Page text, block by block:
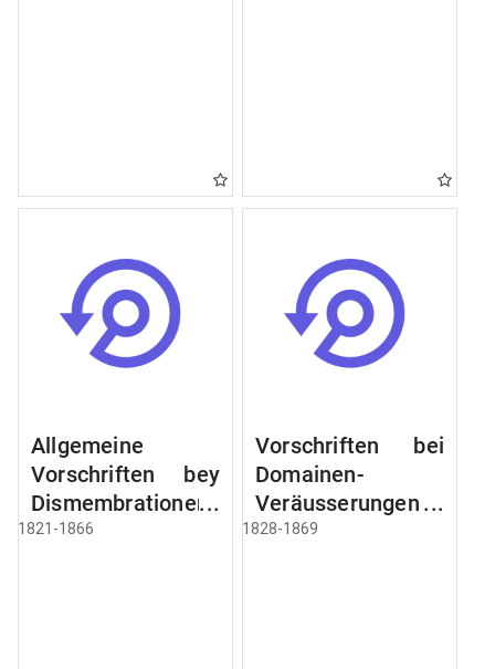
Allgemeine
Vorschriften bey
Dismembrationen
Domainen-
1821-1866
Vorschriften bei
Domainen-
Veräusserungen
und
1828-1869